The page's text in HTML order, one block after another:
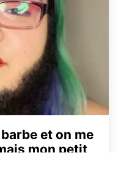
et on me
mon petit